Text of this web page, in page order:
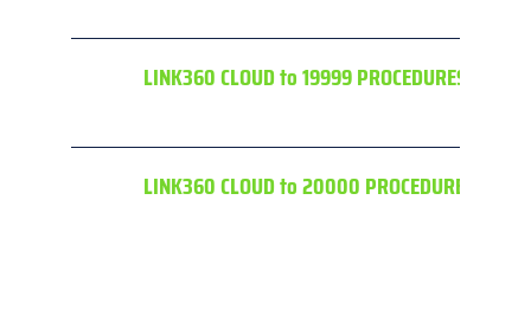
LINK360 CLOUD to 19999 PROCEDURES 3 Yrs
LINK360 CLOUD to 20000 PROCEDURES 3 Yrs